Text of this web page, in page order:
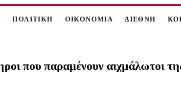
ΠΟΛΙΤΙΚΗ ΟΙΚΟΝΟΜΙΑ ΔΙΕΘΝΗ
που παραμένουν αιχμάλωτοι